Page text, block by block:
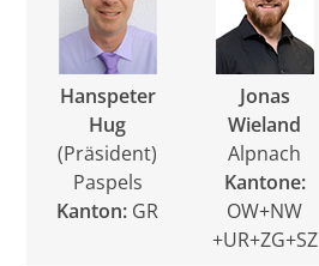
Hanspeter
Hug
(Präsident)
Paspels
Kanton: GR
Jonas
Wieland
Alpnach
Kantone:
OW+NW
+UR+ZG+SZ